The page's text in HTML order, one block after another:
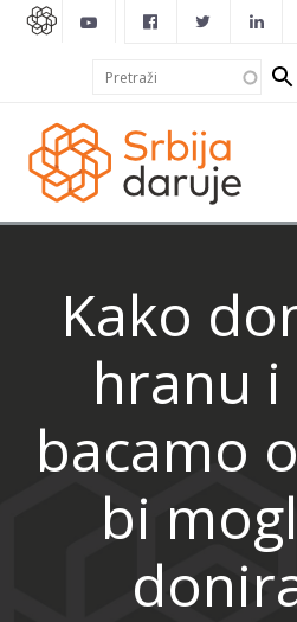
Search
form
Kako
hranu i
bacamo
bi